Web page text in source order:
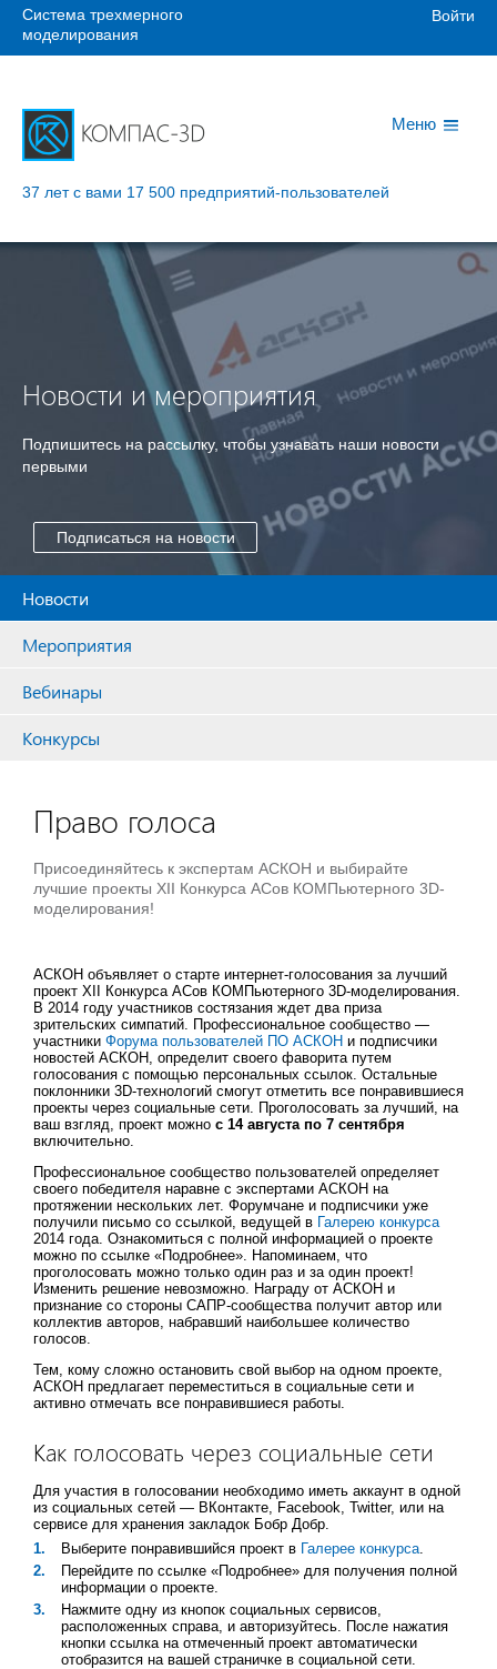
Система трехмерного
моделирования
Войти
Меню
37 лет с вами 17 500 предприятий-пользователей
Новости и мероприятия
Подпишитесь на рассылку, чтобы узнавать наши новости
первыми
Подписаться на новости
Новости
Мероприятия
Вебинары
Конкурсы
Право голоса
Присоединяйтесь к экспертам АСКОН и выбирайте
лучшие проекты XII Конкурса АСов КОМПьютерного 3D-
моделирования!
АСКОН объявляет о старте интернет-голосования за лучший
проект XII Конкурса АСов КОМПьютерного 3D-моделирования.
В 2014 году участников состязания ждет два приза
зрительских симпатий. Профессиональное сообщество —
участники Форума пользователей ПО АСКОН и подписчики
новостей АСКОН, определит своего фаворита путем
голосования с помощью персональных ссылок. Остальные
поклонники 3D-технологий смогут отметить все понравившиеся
проекты через социальные сети. Проголосовать за лучший, на
ваш взгляд, проект можно с 14 августа по 7 сентября
включительно.
Профессиональное сообщество пользователей определяет
своего победителя наравне с экспертами АСКОН на
протяжении нескольких лет. Форумчане и подписчики уже
получили письмо со ссылкой, ведущей в Галерею конкурса
2014 года. Ознакомиться с полной информацией о проекте
можно по ссылке «Подробнее». Напоминаем, что
проголосовать можно только один раз и за один проект!
Изменить решение невозможно. Награду от АСКОН и
признание со стороны САПР-сообщества получит автор или
коллектив авторов, набравший наибольшее количество
голосов.
Тем, кому сложно остановить свой выбор на одном проекте,
АСКОН предлагает переместиться в социальные сети и
активно отмечать все понравившиеся работы.
Как голосовать через социальные сети
Для участия в голосовании необходимо иметь аккаунт в одной
из социальных сетей — ВКонтакте, Facebook, Twitter, или на
сервисе для хранения закладок Бобр Добр.
Выберите понравившийся проект в Галерее конкурса.
Перейдите по ссылке «Подробнее» для получения полной
информации о проекте.
Нажмите одну из кнопок социальных сервисов,
расположенных справа, и авторизуйтесь. После нажатия
кнопки ссылка на отмеченный проект автоматически
отобразится на вашей страничке в социальной сети.